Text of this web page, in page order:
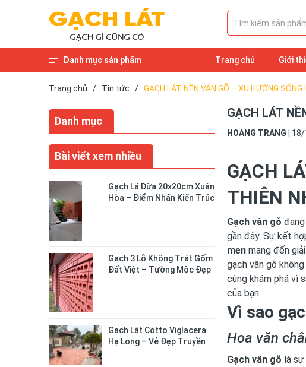
Danh mục sản phẩm Trang chủ Giới
Trang chủ / Tin tức / GẠCH LÁT NỀN VÂN GỖ – XU HƯỚNG SỐNG
Danh mục
Bài viết xem nhiều
Gạch Lá Dừa 20x20cm Xuân
Hòa – Điểm Nhấn Kiến Trúc
Gạch 3 Lỗ Không Trát Gốm
Đất Việt – Tường Mộc Đẹp
Gạch Lát Cotto Viglacera
Hạ Long – Vẻ Đẹp Truyền
GẠCH LÁT
HOANG TRANG
GẠCH
THIÊN
Gạch vân gỗ
gần đây. Sự kết
men mang đến
gạch vân gỗ
cùng khám phá vì
của bạn.
Vì sao
Hoa văn
Gạch vân gỗ là